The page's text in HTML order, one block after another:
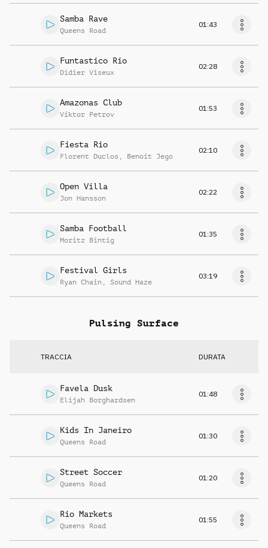
Samba Rave
Queens Road
01:43
Funtastico Rio
Didier Viseux
02:28
Amazonas Club
Viktor Petrov
01:53
Fiesta Rio
Florent Duclos , Benoit Jego
02:10
Open Villa
Jon Hansson
02:22
Samba Football
Moritz Bintig
01:35
Festival Girls
Ryan Chain , Sound Haze
03:19
Pulsing Surface
TRACCIA DURATA
Favela Dusk
Elijah Borghardsen
01:48
Kids In Janeiro
Queens Road
01:30
Street Soccer
Queens Road
01:20
Rio Markets
Queens Road
01:55